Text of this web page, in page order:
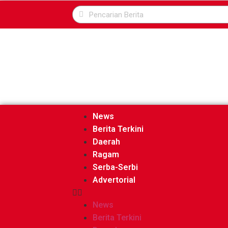
News
Berita Terkini
Daerah
Ragam
Serba-Serbi
Advertorial
News
Berita Terkini